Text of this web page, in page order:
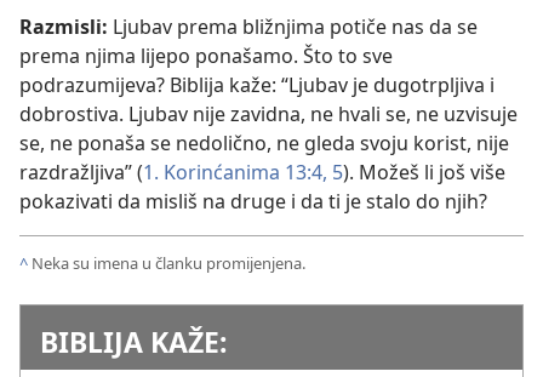
Razmisli: Ljubav prema bližnjima potiče nas da se
prema njima lijepo ponašamo. Što to sve
podrazumijeva? Biblija kaže: “Ljubav je dugotrpljiva i
dobrostiva. Ljubav nije zavidna, ne hvali se, ne uzvisuje
se, ne ponaša se nedolično, ne gleda svoju korist, nije
razdražljiva” (1. Korinćanima 13:4, 5). Možeš li još više
pokazivati da misliš na druge i da ti je stalo do njih?
^ Neka su imena u članku promijenjena.
BIBLIJA KAŽE: